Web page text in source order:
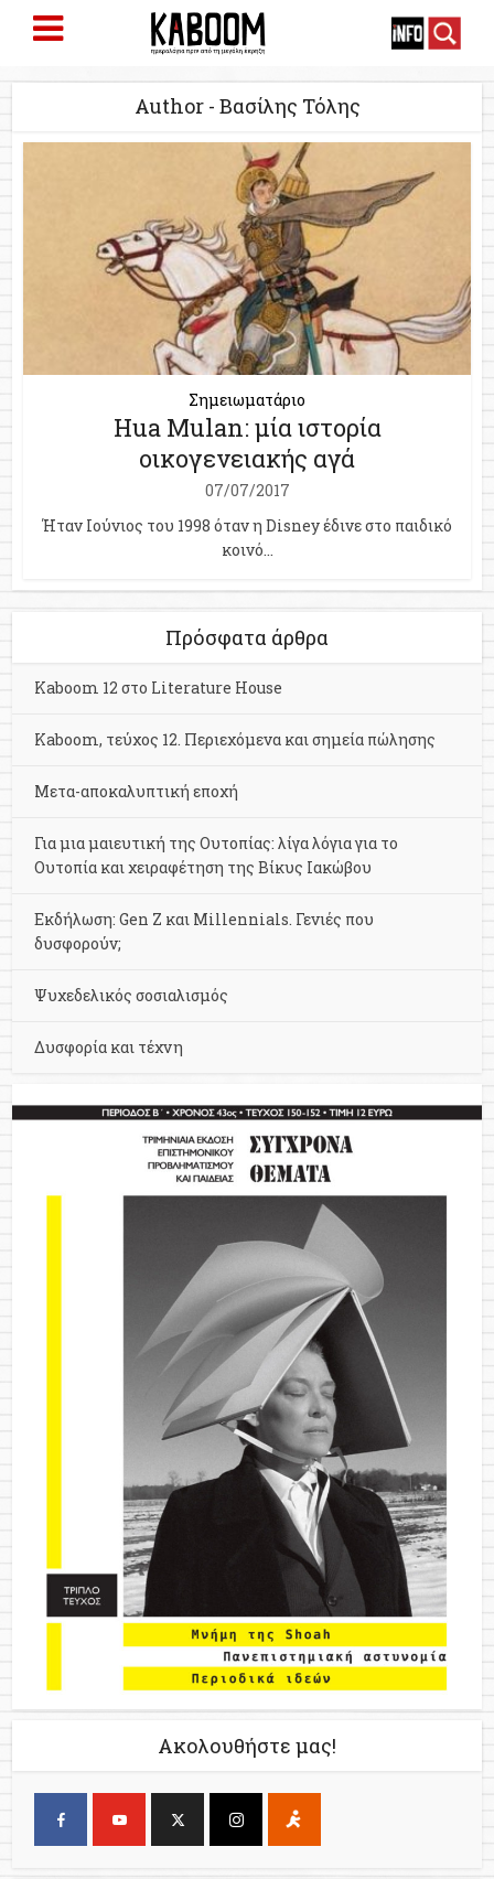
Author - Βασίλης Τόλης
Σημειωματάριο
Hua Mulan: μία ιστορία
οικογενειακής αγά
07/07/2017
Ήταν Ιούνιος του 1998 όταν η Disney έδινε στο παιδικό
κοινό...
Πρόσφατα άρθρα
Kaboom 12 στο Literature House
Kaboom, τεύχος 12. Περιεχόμενα και σημεία πώλησης
Μετα-αποκαλυπτική εποχή
Για μια μαιευτική της Ουτοπίας: λίγα λόγια για το
Ουτοπία και χειραφέτηση της Βίκυς Ιακώβου
Εκδήλωση: Gen Z και Millennials. Γενιές που
δυσφορούν;
Ψυχεδελικός σοσιαλισμός
Δυσφορία και τέχνη
Ακολουθήστε μας!